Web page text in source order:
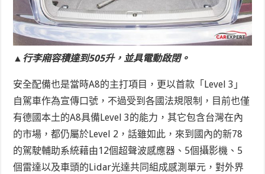
▲行李廂容積達到505升，並具電動啟閉。
安全配備也是當時A8的主打項目，更以首款「Level 3」
自駕車作為宣傳口號，不過受到各國法規限制，目前也僅
有德國本土的A8具備Level 3的能力，其它包含台灣在內
的市場，都仍屬於Level 2，話雖如此，來到國內的新78
的駕駛輔助系統藉由12個超聲波感應器、5個攝影機、5
個雷達以及車頭的Lidar光達共同組成感測單元，對外界